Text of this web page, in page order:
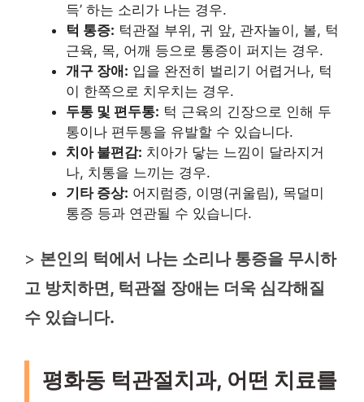
득’ 하는 소리가 나는 경우.
턱 통증: 턱관절 부위, 귀 앞, 관자놀이, 볼, 턱
근육, 목, 어깨 등으로 통증이 퍼지는 경우.
개구 장애: 입을 완전히 벌리기 어렵거나, 턱
이 한쪽으로 치우치는 경우.
두통 및 편두통: 턱 근육의 긴장으로 인해 두
통이나 편두통을 유발할 수 있습니다.
치아 불편감: 치아가 닿는 느낌이 달라지거
나, 치통을 느끼는 경우.
기타 증상: 어지럼증, 이명(귀울림), 목덜미
통증 등과 연관될 수 있습니다.
> 본인의 턱에서 나는 소리나 통증을 무시하
고 방치하면, 턱관절 장애는 더욱 심각해질
수 있습니다.
평화동 턱관절치과, 어떤 치료를